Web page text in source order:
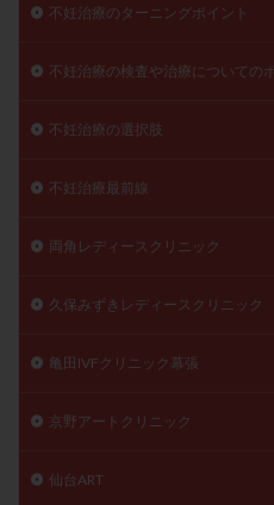
不妊治療のターニングポイント
不妊治療の検査や治療についての
不妊治療の選択肢
不妊治療最前線
両角レディースクリニック
久保みずきレディースクリニック
亀田IVFクリニック幕張
京野アートクリニック
仙台ART